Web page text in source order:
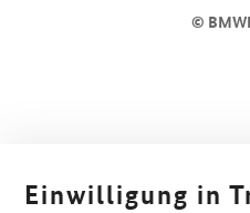
©
Einwilligung in